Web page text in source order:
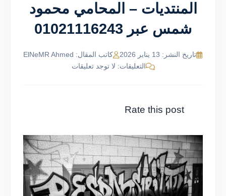
المنتديات – المحامي محمود
شمس عبر 01021116243
تاريخ النشر: 13 يناير 2026
كاتب المقال: ElNeMR Ahmed
التعليقات: لا توجد تعليقات
Rate this post